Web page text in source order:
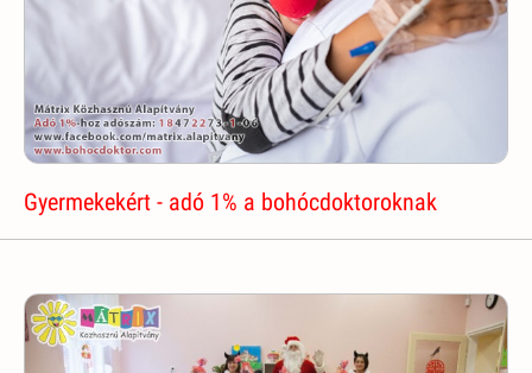
Gyermekekért - adó 1% a bohócdoktoroknak